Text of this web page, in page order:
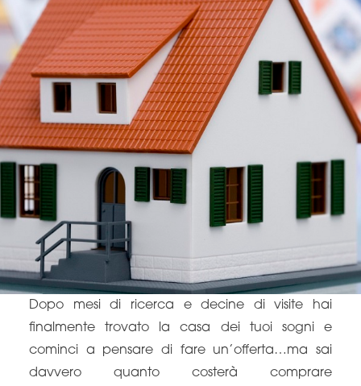
Dopo mesi di ricerca e decine di visite hai
finalmente trovato la casa dei tuoi sogni e
cominci a pensare di fare un’offerta…ma sai
davvero quanto costerà comprare